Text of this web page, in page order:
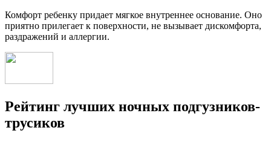
Комфорт ребенку придает мягкое внутреннее основание. Оно
приятно прилегает к поверхности, не вызывает дискомфорта,
раздражений и аллергии.
Рейтинг лучших ночных подгузников-
трусиков